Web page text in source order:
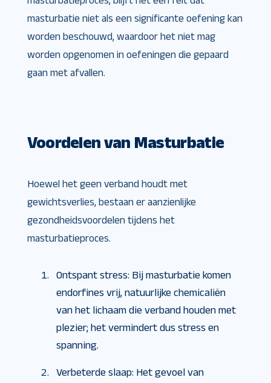
masturbatie niet als een significante oefening kan
worden beschouwd, waardoor het niet mag
worden opgenomen in oefeningen die gepaard
gaan met afvallen.
Voordelen van Masturbatie
Hoewel het geen verband houdt met
gewichtsverlies, bestaan er aanzienlijke
gezondheidsvoordelen tijdens het
masturbatieproces.
Ontspant stress: Bij masturbatie komen
endorfines vrij, natuurlijke chemicaliën
van het lichaam die verband houden met
plezier; het vermindert dus stress en
spanning.
Verbeterde slaap: Het gevoel van